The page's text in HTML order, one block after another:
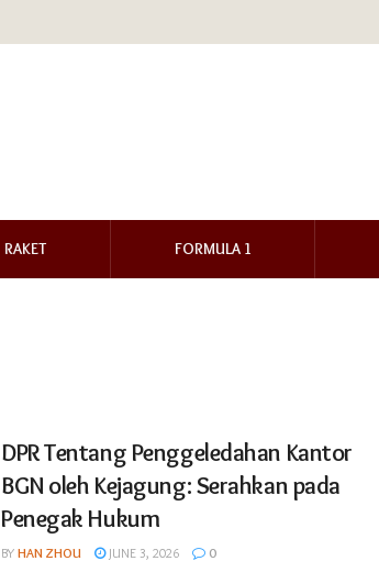
RAKET FORMULA 1
DPR Tentang Penggeledahan Kantor
BGN oleh Kejagung: Serahkan pada
Penegak Hukum
BY HAN ZHOU JUNE 3, 2026 0